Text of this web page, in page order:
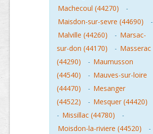
Machecoul (44270)
-
Maisdon-sur-sevre (44690)
-
Malville (44260)
- Marsac-
sur-don (44170)
- Masserac
(44290)
- Maumusson
(44540)
- Mauves-sur-loire
(44470)
- Mesanger
(44522)
- Mesquer (44420)
- Missillac (44780)
-
Moisdon-la-riviere (44520)
-